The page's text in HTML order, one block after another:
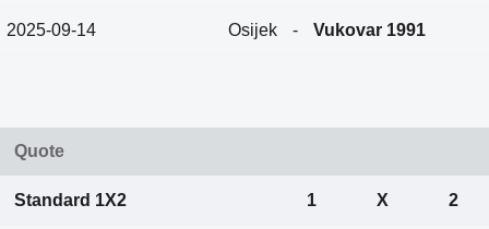
2025-09-14 Osijek - Vukovar 1991
Quote
Standard 1X2 1 X 2